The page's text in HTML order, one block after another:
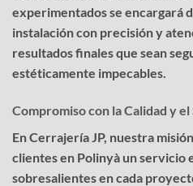
experimentados se encargará
instalación con precisión y
resultados finales que sean
estéticamente impecables.
Compromiso con la Calidad y
En Cerrajería JP, nuestra
clientes en Polinyà un servicio
sobresalientes en cada